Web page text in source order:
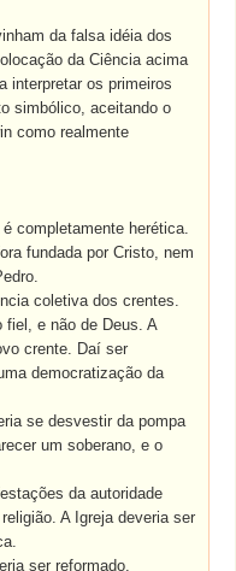
da falsa idéia dos
da Ciência acima
interpretar os primeiros
simbólico, aceitando o
como realmente
completamente herética.
fundada por Cristo, nem
coletiva dos crentes.
fiel, e não de Deus. A
crente. Daí ser
democratização da
se desvestir da pompa
um soberano, e o
da autoridade
A Igreja deveria ser
ser reformado,